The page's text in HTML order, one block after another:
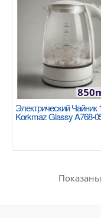
KI150D30
TEFAL
1266manat
Электрический Чайник
Korkmaz Glassy A768-